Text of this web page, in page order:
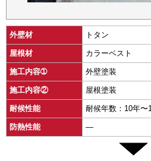
外壁材 トタン
屋根材 カラーベスト
施工内容➀ 外壁塗装
施工内容② 屋根塗装
耐候性能 耐候年数：10年〜
防熱性能 ―